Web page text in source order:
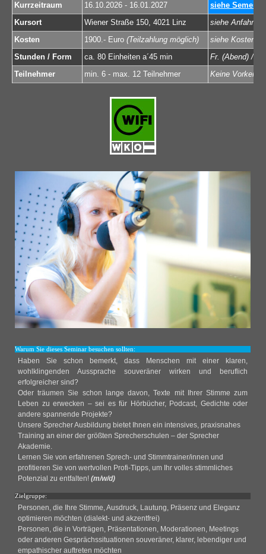
Kurrzeitraum
16.10.2026 - 16.01.2027
siehe
Kursort
Wiener Straße 150, 4021 Linz
siehe
Kosten
1900.- Euro (Teilzahlung möglich)
siehe
Stunden / Form
ca. 80 Einheiten a´45 min
Fr. (Abend) /
Teilnehmer
min. 6 - max. 12 Teilnehmer Keine
Warum Sie dieses Seminar besuchen sollten:
Haben Sie schon bemerkt, dass Menschen mit einer klaren,
wohlklingenden Aussprache souveräner wirken und beruflich
erfolgreicher sind?
Oder träumen Sie schon lange davon, Texte mit Ihrer Stimme zum
Leben zu erwecken – sei es für Hörbücher, Podcast, Gedichte oder
andere spannende Projekte?
Unsere Sprecher Ausbildung bietet Ihnen ein intensives, praxisnahes
Training an einer der größten Sprecherschulen – der Sprecher
Akademie.
Lernen Sie von erfahrenen Sprech- und Stimmtrainer/innen und
profitieren Sie von wertvollen Profi-Tipps, um Ihr volles stimmliches
Potenzial zu entfalten! (m/w/d)
Zielgruppe:
Personen, die Ihre Stimme, Ausdruck, Lautung, Präsenz und Eleganz
optimieren möchten (dialekt- und akzentfrei)
Personen, die in Vorträgen, Präsentationen, Moderationen, Meetings
oder anderen Gesprächssituationen souveräner, klarer, lebendiger und
empathischer auftreten möchten